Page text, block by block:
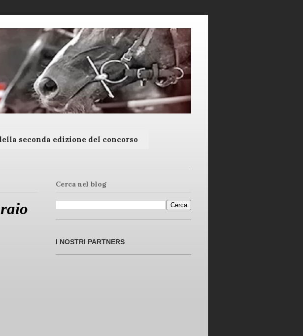
seconda edizione del concorso
Cerca nel blog
I NOSTRI PARTNERS